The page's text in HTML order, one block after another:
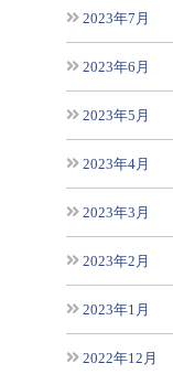
2023年7月
2023年6月
2023年5月
2023年4月
2023年3月
2023年2月
2023年1月
2022年12月